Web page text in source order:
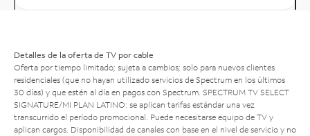
Detalles de la oferta de TV por cable
Oferta por tiempo limitado; sujeta a cambios; solo para nuevos clientes
residenciales (que no hayan utilizado servicios de Spectrum en los últimos
30 días) y que estén al día en pagos con Spectrum. SPECTRUM TV SELECT
SIGNATURE/MI PLAN LATINO: se aplican tarifas estándar una vez
transcurrido el período promocional. Puede necesitarse equipo de TV y
aplican cargos. Disponibilidad de canales con base en el nivel de servicio y no